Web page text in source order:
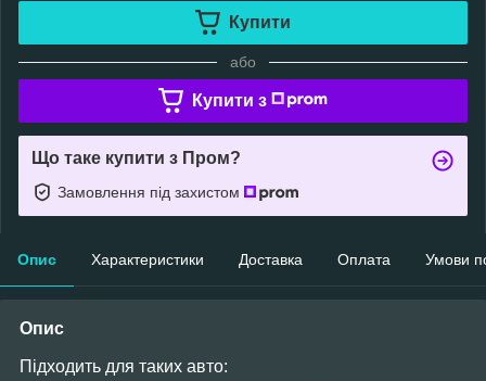
Купити
або
Купити з
Що таке купити з Пром?
Замовлення під захистом
Опис Характеристики Доставка Оплата Умови
Опис
Підходить для таких авто: